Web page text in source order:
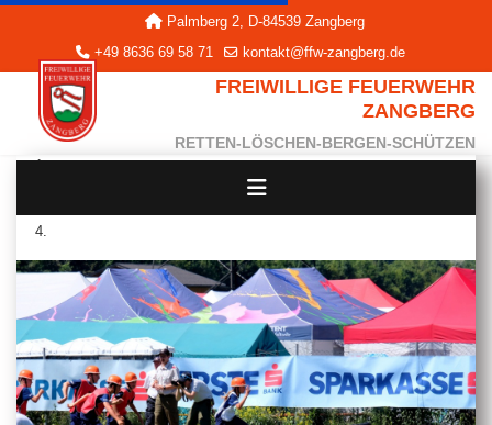
Palmberg 2, D-84539 Zangberg
+49 8636 69 58 71
kontakt@ffw-zangberg.de
FREIWILLIGE FEUERWEHR
ZANGBERG
RETTEN-LÖSCHEN-BERGEN-SCHÜTZEN